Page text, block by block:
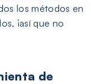
los métodos en
¡así que no
de